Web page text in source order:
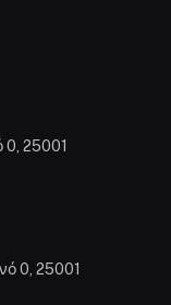
0, 25001
0, 25001